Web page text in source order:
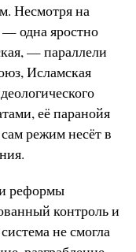
Несмотря на
одна яростно
— параллели
Исламская
её паранойя
режим несёт в
реформы
контроль и
не смогла